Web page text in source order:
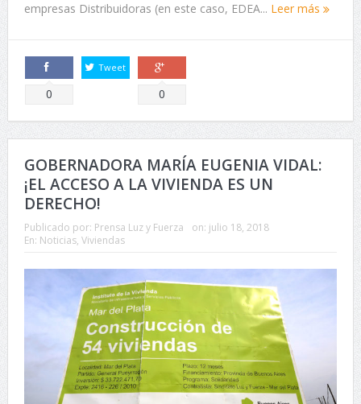
empresas Distribuidoras (en este caso, EDEA... Leer más
Comparte
0
Tweet
Comparte
0
GOBERNADORA MARÍA EUGENIA VIDAL:
¡EL ACCESO A LA VIVIENDA ES UN
DERECHO!
Publicado por: Prensa Luz y Fuerza on: julio 18, 2018
En: Noticias, Viviendas